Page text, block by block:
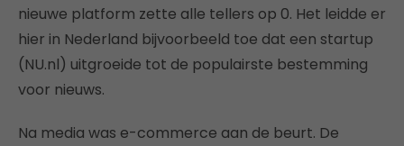
nieuwe platform zette alle tellers op 0. Het leidde er
hier in Nederland bijvoorbeeld toe dat een startup
(NU.nl) uitgroeide tot de populairste bestemming
voor nieuws.
Na media was e-commerce aan de beurt. De